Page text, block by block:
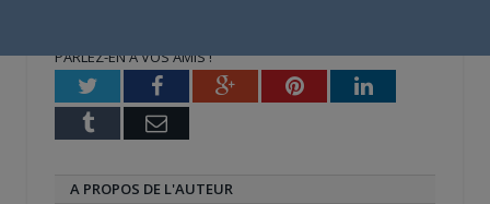
PARLEZ-EN À VOS AMIS !
TwitterFacebookGoogle+PinterestLinkedIn
Tumblr Email
A PROPOS DE L'AUTEUR